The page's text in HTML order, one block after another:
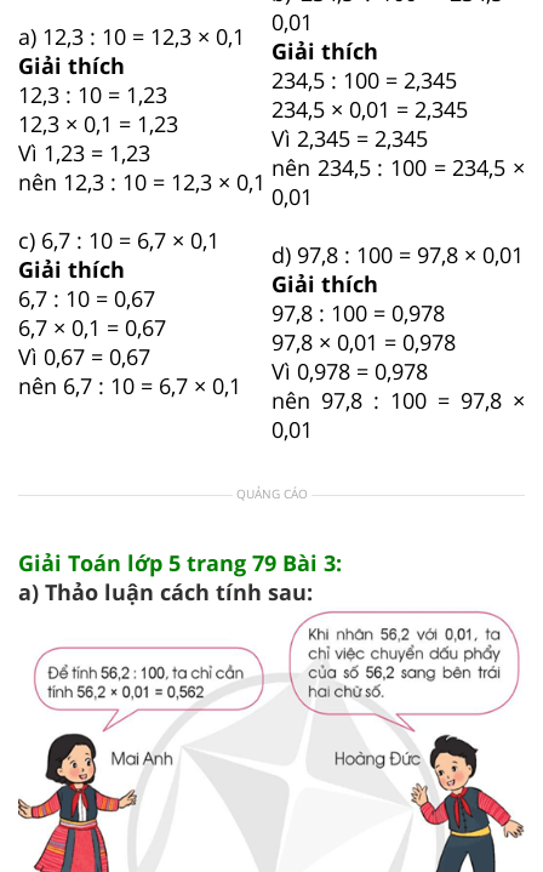
a) 12,3 : 10 = 12,3 × 0,1
Giải thích
12,3 : 10 = 1,23
12,3 × 0,1 = 1,23
Vì 1,23 = 1,23
nên 12,3 : 10 = 12,3 × 0,1
c) 6,7 : 10 = 6,7 × 0,1
Giải thích
6,7 : 10 = 0,67
6,7 × 0,1 = 0,67
Vì 0,67 = 0,67
nên 6,7 : 10 = 6,7 × 0,1
0,01
Giải thích
234,5 : 100 = 2,345
234,5 × 0,01 = 2,345
Vì 2,345 = 2,345
nên 234,5 : 100 = 234,5 ×
0,01
d) 97,8 : 100 = 97,8 × 0,01
Giải thích
97,8 : 100 = 0,978
97,8 × 0,01 = 0,978
Vì 0,978 = 0,978
nên 97,8 : 100 = 97,8 ×
0,01
QUẢNG CÁO
Giải Toán lớp 5 trang 79 Bài 3:
a) Thảo luận cách tính sau: